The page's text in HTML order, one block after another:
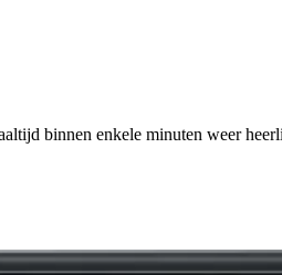
binnen enkele minuten weer